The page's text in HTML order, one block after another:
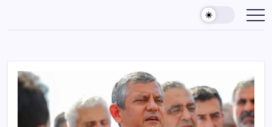
content